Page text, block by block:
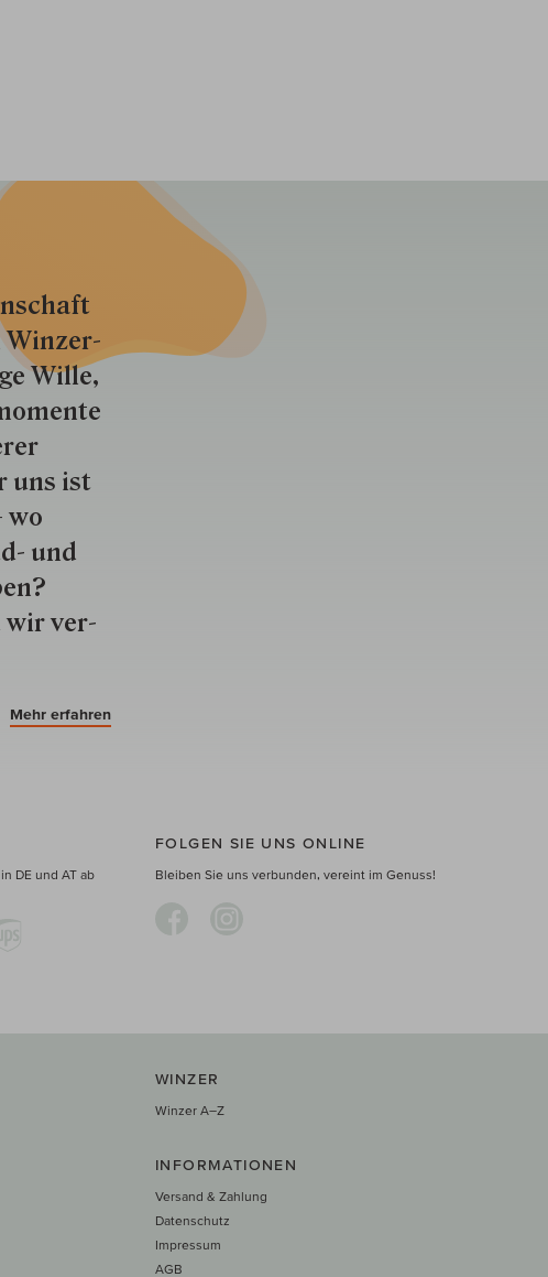
Win­zer­
Wille,
uns ist
wo
und
wir ver­
Mehr erfahren
DE und AT ab
FOLGEN SIE UNS ONLINE
Bleiben Sie uns verbunden, vereint im Genuss!
WINZER
Winzer A–Z
INFORMATIONEN
Versand & Zahlung
Datenschutz
Impressum
AGB